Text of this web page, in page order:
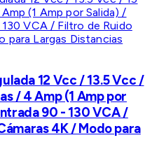
12 Vcc / 13.5 Vcc /
/ 4 Amp (1 Amp por
90 - 130 VCA /
4K / Modo para